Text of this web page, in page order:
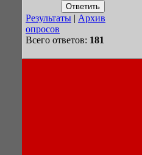
Результаты | Архив
опросов
Всего ответов: 181